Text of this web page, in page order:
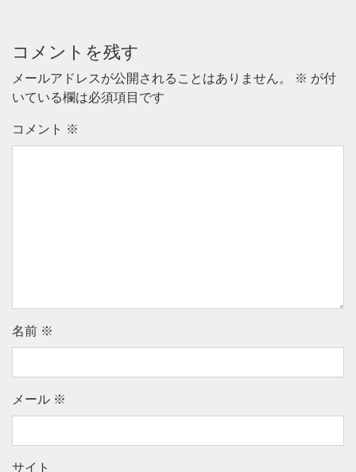
コメントを残す
メールアドレスが公開されることはありません。 ※ が付
いている欄は必須項目です
コメント ※
名前 ※
メール ※
サイト